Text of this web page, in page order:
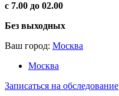
с 7.00 до 02.00
Без выходных
Ваш город: Москва
Москва
Записаться на обследование